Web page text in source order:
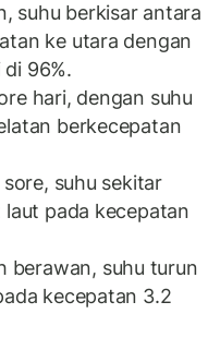
suhu berkisar antara
ke utara dengan
96%.
hari, dengan suhu
berkecepatan
suhu sekitar
pada kecepatan
berawan, suhu turun
kecepatan 3.2